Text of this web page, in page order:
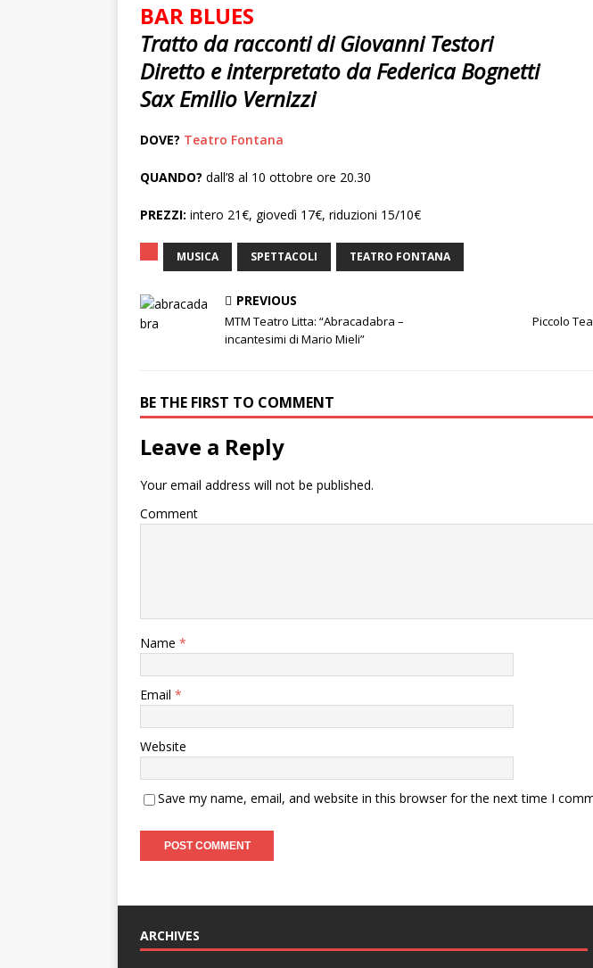
BAR BLUES
Tratto da racconti di Giovanni Testori
Diretto e interpretato da Federica Bognetti
Sax Emilio Vernizzi
DOVE? Teatro Fontana
QUANDO? dall’8 al 10 ottobre ore 20.30
PREZZI: intero 21€, giovedì 17€, riduzioni 15/10€
MUSICA SPETTACOLI TEATRO FONTANA
PREVIOUS
MTM Teatro Litta: “Abracadabra –
incantesimi di Mario Mieli”
Piccolo
BE THE FIRST TO COMMENT
Leave a Reply
Your email address will not be published.
Comment
Name *
Email *
Website
Save my name, email, and website in this browser for the next time I
ARCHIVES